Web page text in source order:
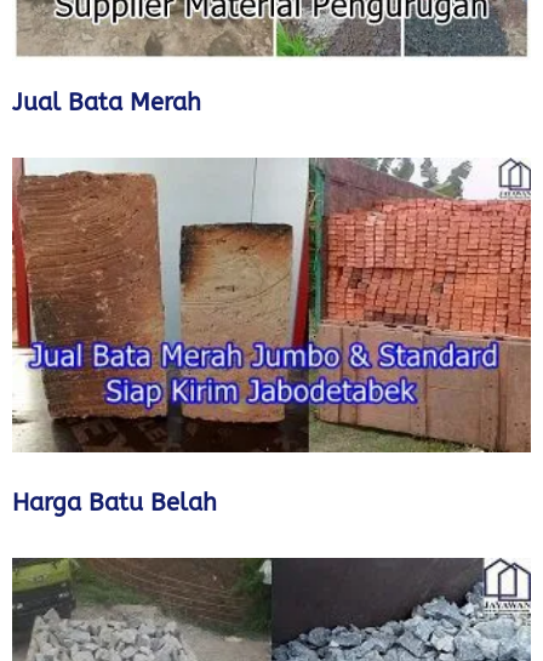
Jual Bata Merah
Harga Batu Belah